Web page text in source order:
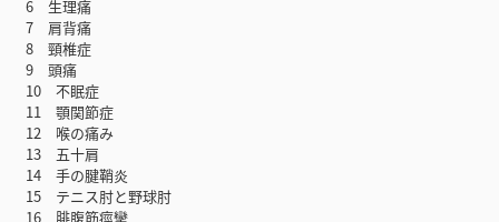
6 生理痛
7 肩背痛
8 頸椎症
9 頭痛
10 不眠症
11 顎関節症
12 喉の痛み
13 五十肩
14 手の腱鞘炎
15 テニス肘と野球肘
16 腓腹筋痙攣